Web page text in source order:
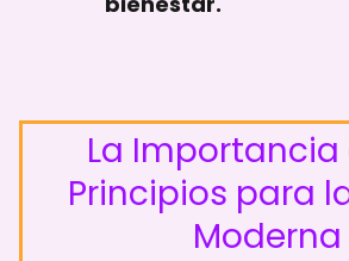
La Importancia
Principios para
Moderna